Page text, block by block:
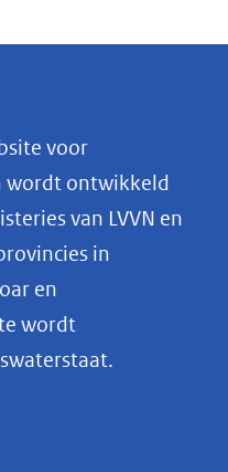
voor
wordt ontwikkeld
van LVVN en
in
en
wordt